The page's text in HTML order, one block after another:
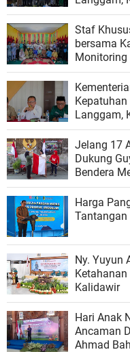
Staf
bersama
Monitoring
Ulayat di
Langgam,
Jelang 17
Dukung
Bendera
Harga
Tantangan
Ny. Yuyun
Ketahanan
Kalidawir
Hari Anak
Ancaman
Ahmad